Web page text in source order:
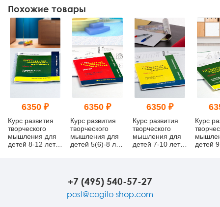
Похожие товары
6350 ₽
Курс развития
творческого
мышления для
детей 8-12 лет
6350 ₽
Курс развития
творческого
мышления для
детей 5(6)-8 лет
6350 ₽
Курс развития
творческого
мышления для
детей 7-10 лет
Курс
детей
+7 (495) 540-57-27
post@cogito-shop.com